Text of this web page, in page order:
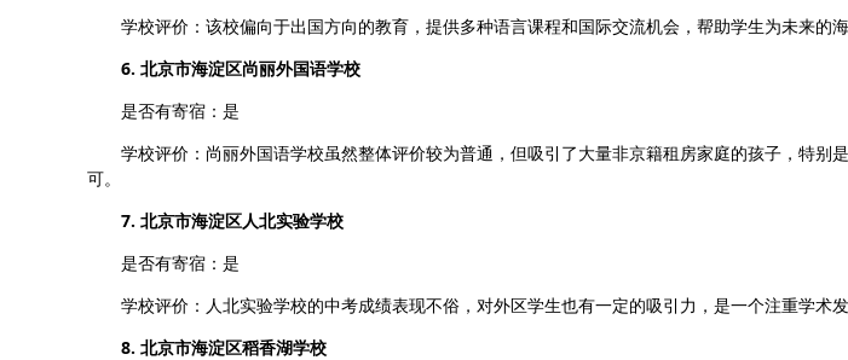
学校评价：该校偏向于出国方向的教育，提供多种语言课程和国际交流机会，帮助学生为未来的海
6. 北京市海淀区尚丽外国语学校
是否有寄宿：是
学校评价：尚丽外国语学校虽然整体评价较为普通，但吸引了大量非京籍租房家庭的孩子，特别
可。
7. 北京市海淀区人北实验学校
是否有寄宿：是
学校评价：人北实验学校的中考成绩表现不俗，对外区学生也有一定的吸引力，是一个注重学术发
8. 北京市海淀区稻香湖学校